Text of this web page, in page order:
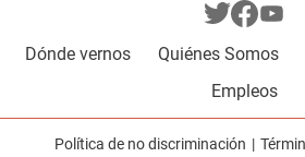
Dónde vernos Quiénes Somos
Empleos
Política de no discriminación